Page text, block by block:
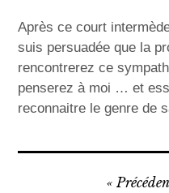
Après ce court
suis persuadée que la
rencontrerez ce
penserez à moi … et
reconnaitre le genre de